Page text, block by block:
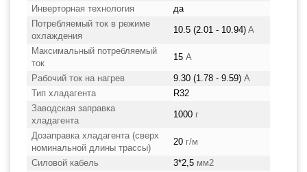
Инверторная технология
да
Потребляемый ток в режиме
охлаждения
10.5 (2.01 - 10.94) A
Максимальный потребляемый
ток
15 А
Рабочий ток на нагрев 9.30 (1.78 - 9.59) А
Тип хладагента
R32
Заводская заправка
хладагента
1000 г
Дозаправка хладагента (сверх
номинальной длины трассы)
20 г/м
Силовой кабель 3*2,5 мм2